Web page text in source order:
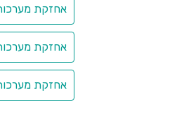
מתאימים
הציוד/התהליך/
ישראלי 18001
הדרכות
הבסיס לבטיחות
אחזקת
אחזקת
אחזקת